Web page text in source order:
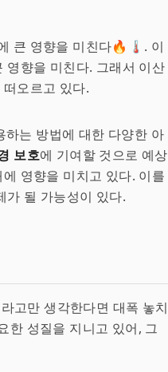
큰 영향을 미친다🔥🌡️. 이
영향을 미친다. 그래서 이산
오르고 있다.
는 방법에 대한 다양한 아
보호에 기여할 것으로 예상
영향을 미치고 있다. 이를
가 될 가능성이 있다.
고만 생각한다면 대폭 놓치
한 성질을 지니고 있어, 그